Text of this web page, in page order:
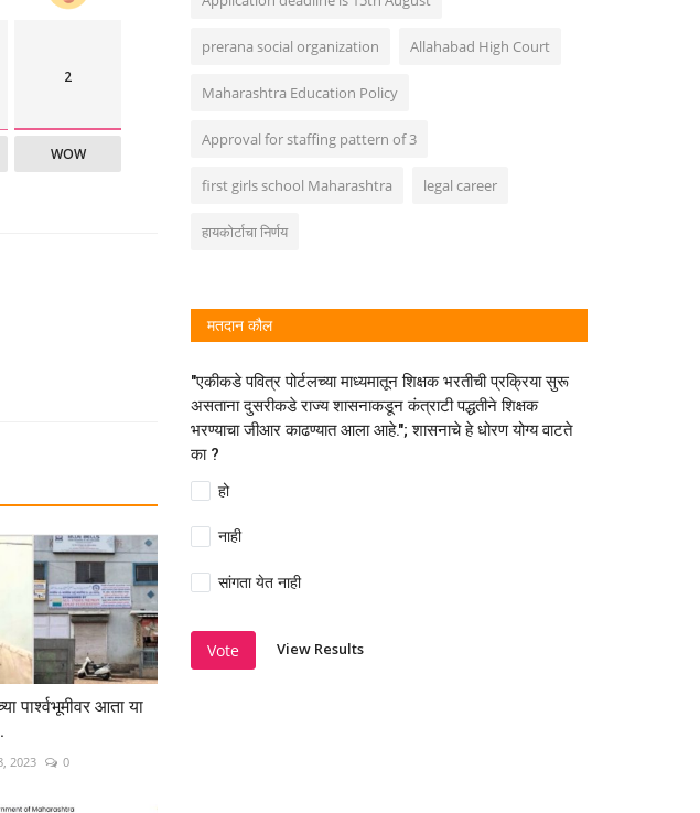
2
WOW
पार्श्वभूमीवर आता या
2023 0
prerana social organization Allahabad High Court
Maharashtra Education Policy
Approval for staffing pattern of 3
first girls school Maharashtra legal career
हायकोर्टाचा निर्णय
मतदान कौल
"एकीकडे पवित्र पोर्टलच्या माध्यमातून शिक्षक भरतीची प्रक्रिया सुरू
असताना दुसरीकडे राज्य शासनाकडून कंत्राटी पद्धतीने शिक्षक
भरण्याचा जीआर काढण्यात आला आहे."; शासनाचे हे धोरण योग्य वाटते
का ?
हो
नाही
सांगता येत नाही
Vote View Results